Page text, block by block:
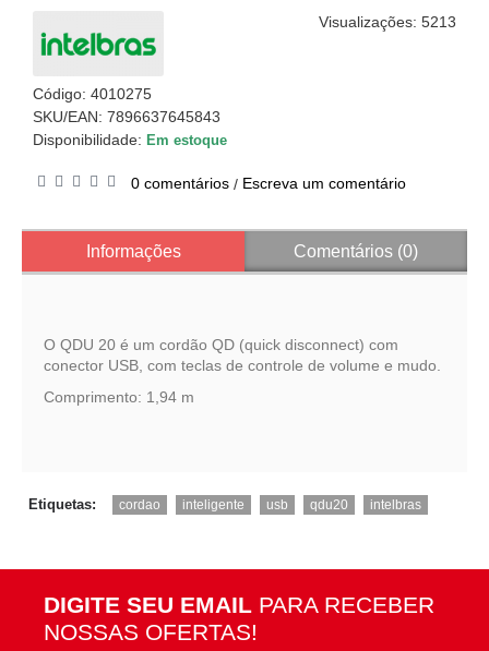
Visualizações: 5213
Código: 4010275
SKU/EAN: 7896637645843
Disponibilidade: Em estoque
0 comentários / Escreva um comentário
Informações Comentários (0)
O QDU 20 é um cordão QD (quick disconnect) com
conector USB, com teclas de controle de volume e mudo.
Comprimento: 1,94 m
Etiquetas: cordao inteligente usb qdu20 intelbras
DIGITE SEU EMAIL PARA RECEBER
NOSSAS OFERTAS!